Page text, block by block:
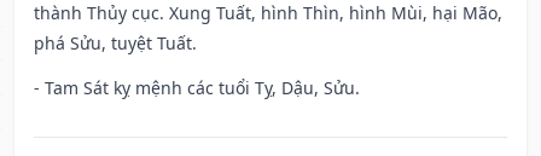
thành Thủy cục. Xung Tuất, hình Thìn, hình Mùi, hại Mão,
phá Sửu, tuyệt Tuất.
- Tam Sát kỵ mệnh các tuổi Tỵ, Dậu, Sửu.